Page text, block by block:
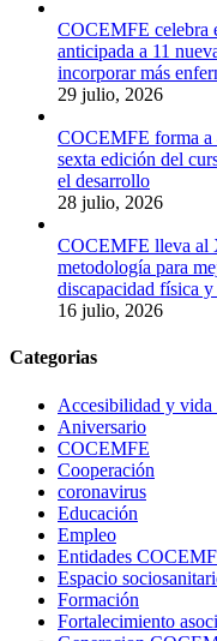
COCEMFE celebra
anticipada a 11
incorporar más
29 julio, 2026
COCEMFE forma a
sexta edición del
el desarrollo
28 julio, 2026
COCEMFE lleva al
metodología para
discapacidad física y
16 julio, 2026
Categorias
Accesibilidad y vida
Aniversario
COCEMFE
Cooperación
coronavirus
Educación
Empleo
Entidades
Espacio
Formación
Fortalecimiento